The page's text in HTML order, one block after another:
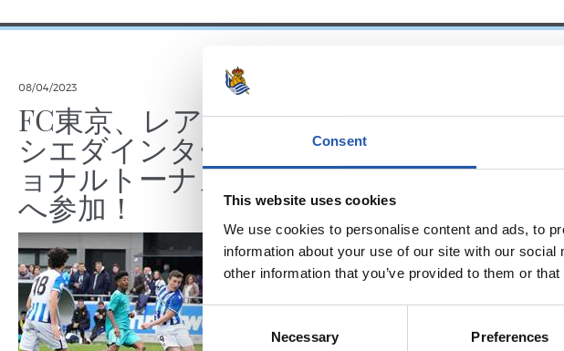
Consent
This website uses cookies
We use cookies to personalise content and ads, to
information about your use of our site with our
other information that you’ve provided to them or
Consent
Selection
Necessary Preferences
08/04/2023
FC東京、レアル・ソ
シエダインターナシ
ョナルトーナメント
へ参加！